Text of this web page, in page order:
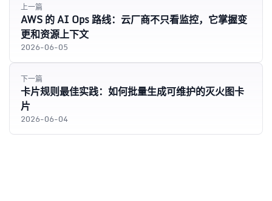
上一篇
AWS 的 AI Ops 路线：云厂商不只看监控，它掌握变
更和资源上下文
2026-06-05
下一篇
卡片规则最佳实践：如何批量生成可维护的灭火图卡
片
2026-06-04